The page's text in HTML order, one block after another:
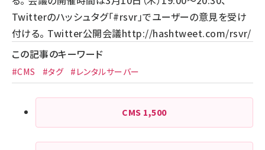
Twitterのハッシュタグ「#rsvr」でユーザーの意見を受け
付ける。 Twitter公開会議http://hashtweet.com/rsvr/
この記事のキーワード
#CMS #タグ #レンタルサーバー
CMS 1,500